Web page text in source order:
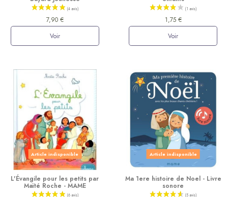
7,90 €
Voir
1,75 €
Voir
Article indisponible
L'Évangile pour les petits par
Maïté Roche - MAME
Article indisponible
Ma 1ere histoire de Noel - Livre
sonore